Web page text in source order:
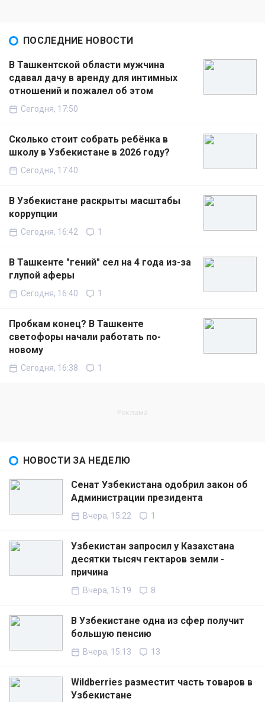
ПОСЛЕДНИЕ НОВОСТИ
В Ташкентской области мужчина
сдавал дачу в аренду для интимных
отношений и пожалел об этом
Сегодня, 17:50
Сколько стоит собрать ребёнка в
школу в Узбекистане в 2026 году?
Сегодня, 17:40
В Узбекистане раскрыты масштабы
коррупции
Сегодня, 16:42 1
В Ташкенте "гений" сел на 4 года из-за
глупой аферы
Сегодня, 16:40 1
Пробкам конец? В Ташкенте
светофоры начали работать по-
новому
Сегодня, 16:38 1
НОВОСТИ ЗА НЕДЕЛЮ
Сенат Узбекистана одобрил закон об
Администрации президента
Вчера, 15:22 1
Узбекистан запросил у Казахстана
десятки тысяч гектаров земли -
причина
Вчера, 15:19 8
В Узбекистане одна из сфер получит
большую пенсию
Вчера, 15:13 13
Wildberries разместит часть товаров в
Узбекистане